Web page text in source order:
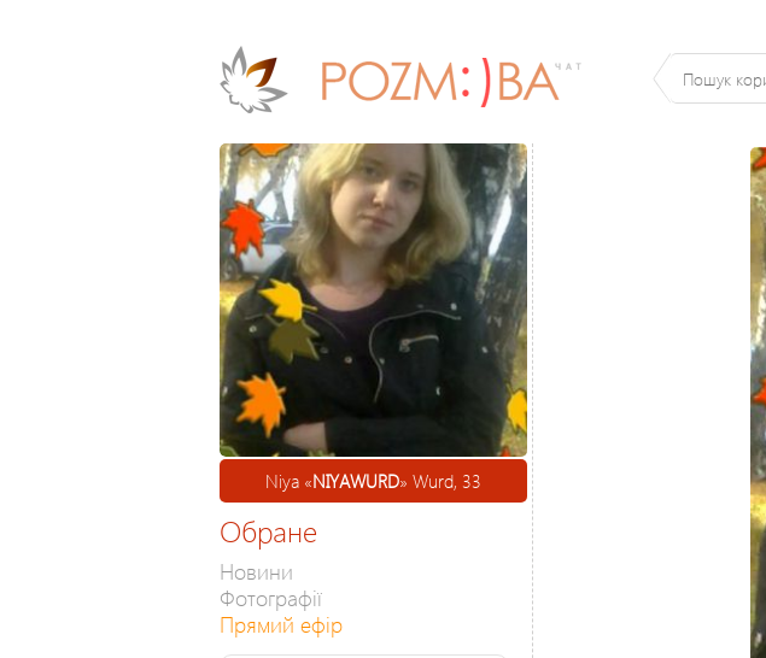
Niya «NIYAWURD» Wurd, 33
Обране
Новини
Фотографії
Прямий ефір